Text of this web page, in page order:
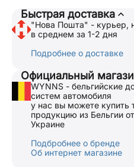
Быстрая доставка
"Нова Пошта" - курьер,
в среднем за 1-2 дня
Подробнее о доставке
Официальный
WYNNS - бельгийские
систем автомобиля
у нас вы можете купить
продукцию из Бельгии
Украине
Подбробнее о бренде
Об интернет магазине